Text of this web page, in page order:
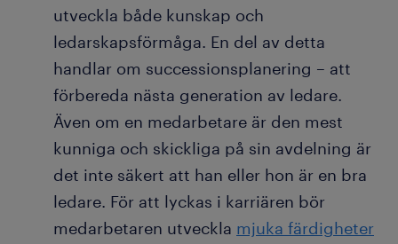
utveckla både kunskap och
ledarskapsförmåga. En del av detta
handlar om successionsplanering – att
förbereda nästa generation av ledare.
Även om en medarbetare är den mest
kunniga och skickliga på sin avdelning är
det inte säkert att han eller hon är en bra
ledare. För att lyckas i karriären bör
medarbetaren utveckla mjuka färdigheter